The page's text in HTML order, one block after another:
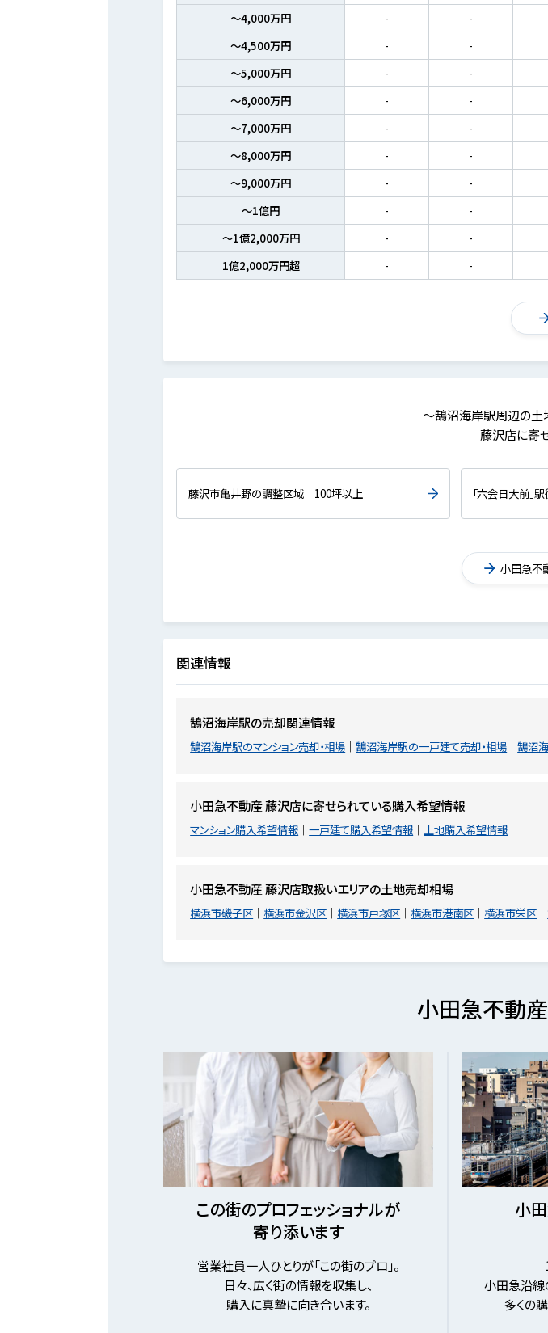
～4,000万円
- -
～4,500万円
- -
～5,000万円
- -
～6,000万円
- -
～7,000万円
- -
～8,000万円
- -
～9,000万円
- -
～1億円
- -
～1億2,000万円
- -
1億2,000万円超
- -
～鵠沼海岸駅周辺の土
藤沢店に寄
藤沢市亀井野の調整区域 100坪以上 「六会日大前」
小田急不
関連情報
鵠沼海岸駅の売却関連情報
鵠沼海岸駅のマンション売却・相場 鵠沼海岸駅の一戸建て売却・相場 鵠沼
小田急不動産 藤沢店に寄せられている購入希望情報
マンション購入希望情報 一戸建て購入希望情報 土地購入希望情報
小田急不動産 藤沢店取扱いエリアの土地売却相場
横浜市磯子区 横浜市金沢区 横浜市戸塚区 横浜市港南区 横浜市栄区
小田急不動産
この街のプロフェッショナルが
寄り添います
営業社員一人ひとりが「この街のプロ」。
日々、広く街の情報を収集し、
購入に真摯に向き合います。
小
小田急沿線
多くの